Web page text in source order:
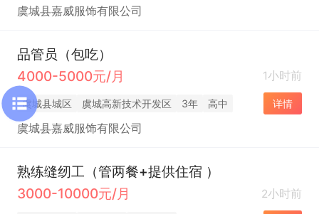
虞城县嘉威服饰有限公司
品管员（包吃）
4000-5000元/月
1小时前
虞城县城区 虞城高新技术开发区 3年 高中 详情
虞城县嘉威服饰有限公司
熟练缝纫工（管两餐+提供住宿 ）
3000-10000元/月
2小时前